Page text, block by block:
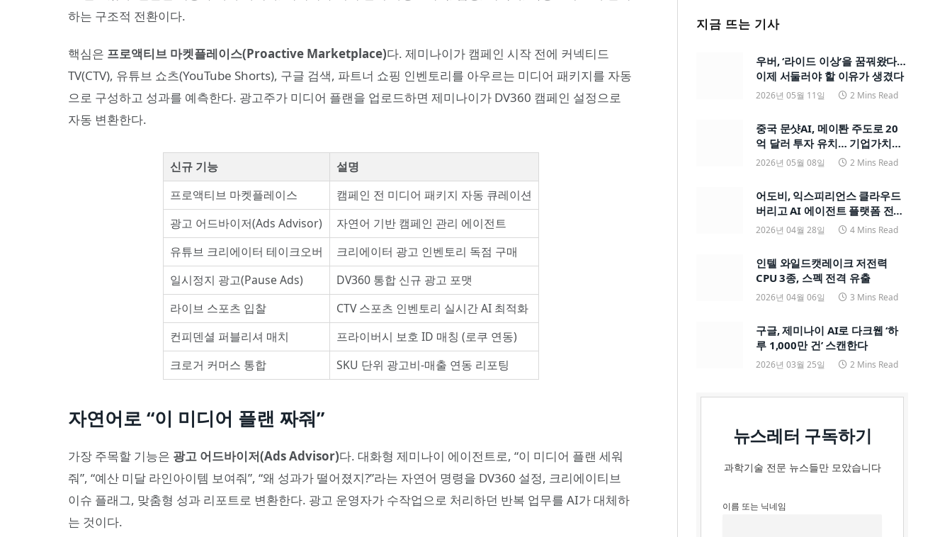
하는 구조적 전환이다.
핵심은 프로액티브 마켓플레이스(Proactive Marketplace)다. 제미나이가 캠페인 시작 전에 커넥티드
TV(CTV), 유튜브 쇼츠(YouTube Shorts), 구글 검색, 파트너 쇼핑 인벤토리를 아우르는 미디어 패키지를 자동
으로 구성하고 성과를 예측한다. 광고주가 미디어 플랜을 업로드하면 제미나이가 DV360 캠페인 설정으로
자동 변환한다.
신규 기능
설명
프로액티브 마켓플레이스
캠페인 전 미디어 패키지 자동 큐레이션
광고 어드바이저(Ads Advisor)
자연어 기반 캠페인 관리 에이전트
유튜브 크리에이터 테이크오버
크리에이터 광고 인벤토리 독점 구매
일시정지 광고(Pause Ads)
DV360 통합 신규 광고 포맷
라이브 스포츠 입찰
CTV 스포츠 인벤토리 실시간 AI 최적화
컨피덴셜 퍼블리셔 매치
프라이버시 보호 ID 매칭 (로쿠 연동)
크로거 커머스 통합
SKU 단위 광고비-매출 연동 리포팅
자연어로 “이 미디어 플랜 짜줘”
가장 주목할 기능은 광고 어드바이저(Ads Advisor)다. 대화형 제미나이 에이전트로, “이 미디어 플랜 세워
줘”, “예산 미달 라인아이템 보여줘”, “왜 성과가 떨어졌지?”라는 자연어 명령을 DV360 설정, 크리에이티브
이슈 플래그, 맞춤형 성과 리포트로 변환한다. 광고 운영자가 수작업으로 처리하던 반복 업무를 AI가 대체하
는 것이다.
지금 뜨는 기사
우버, ‘라이드 이상’을 꿈꿔왔다…
이제 서둘러야 할 이유가 생겼다
2026년 05월 11일 2 Mins Read
중국 문샷AI, 메이퇀 주도로 20
억 달러 투자 유치… 기업가치
200억 달러
2026년 05월 08일 2 Mins Read
어도비, 익스피리언스 클라우드
버리고 AI 에이전트 플랫폼 전면
전환
2026년 04월 28일 4 Mins Read
인텔 와일드캣레이크 저전력
CPU 3종, 스펙 전격 유출
2026년 04월 06일 3 Mins Read
구글, 제미나이 AI로 다크웹 ‘하
루 1,000만 건’ 스캔한다
2026년 03월 25일 2 Mins Read
뉴스레터 구독하기
과학기술 전문 뉴스들만 모았습니다
이름 또는 닉네임